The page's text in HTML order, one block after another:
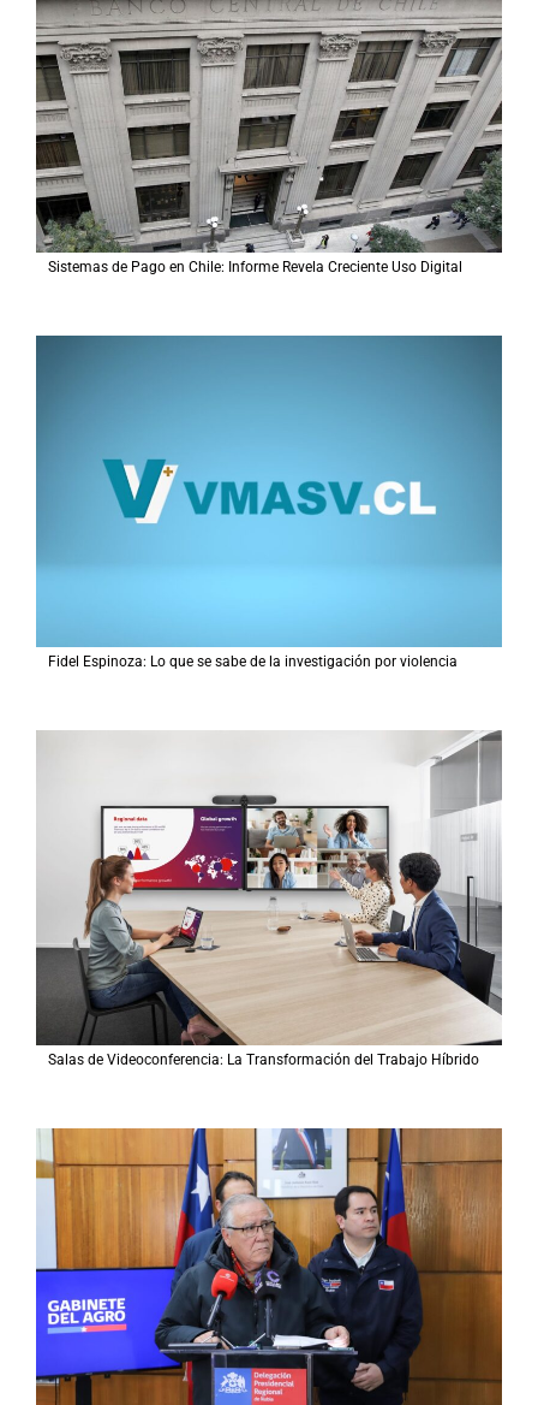
Sistemas de Pago en Chile: Informe Revela Creciente Uso Digital
Fidel Espinoza: Lo que se sabe de la investigación por violencia
Salas de Videoconferencia: La Transformación del Trabajo Híbrido